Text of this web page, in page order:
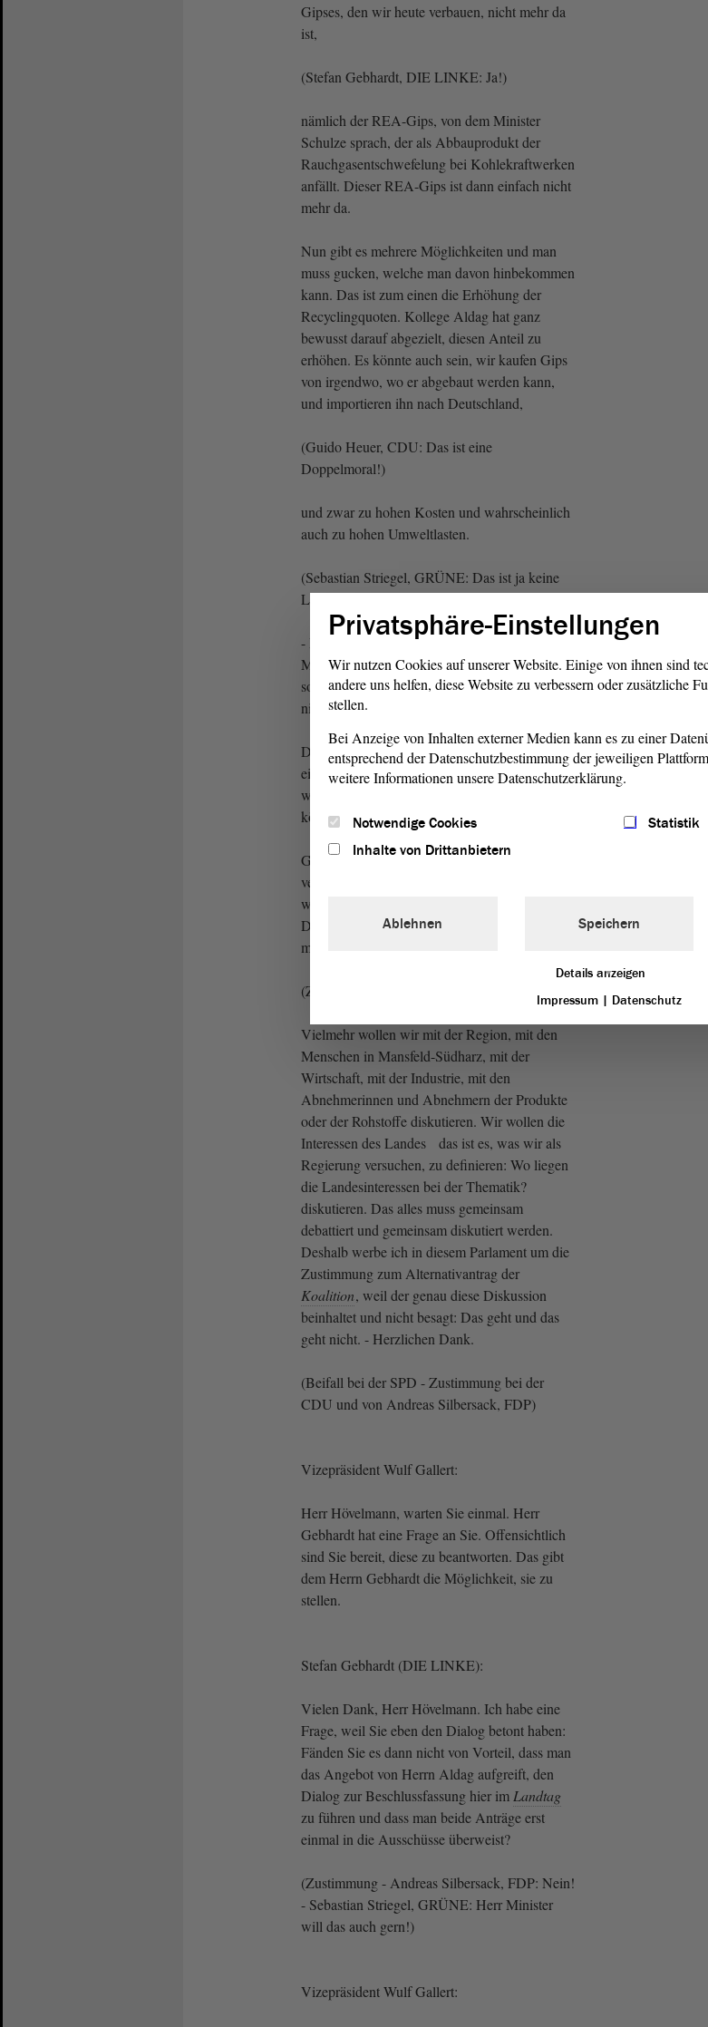
Gipses, den wir heute verbauen, nicht mehr da
ist,
(Stefan Gebhardt, DIE LINKE: Ja!)
nämlich der REA-Gips, von dem Minister
Schulze sprach, der als Abbauprodukt der
Rauchgasentschwefelung bei Kohlekraftwerken
anfällt. Dieser REA-Gips ist dann einfach nicht
mehr da.
Nun gibt es mehrere Möglichkeiten und man
muss gucken, welche man davon hinbekommen
kann. Das ist zum einen die Erhöhung der
Recyclingquoten. Kollege Aldag hat ganz
bewusst darauf abgezielt, diesen Anteil zu
erhöhen. Es könnte auch sein, wir kaufen Gips
von irgendwo, wo er abgebaut werden kann,
und importieren ihn nach Deutschland,
(Guido Heuer, CDU: Das ist eine
Doppelmoral!)
und zwar zu hohen Kosten und wahrscheinlich
auch zu hohen Umweltlasten.
(Sebastian Striegel, GRÜNE: Das ist ja keine
Lösung!)
- Herr Striegel, ich zähle auf, welche
Möglichkeiten es gibt. Darüber, ob das am Ende
so kommt, entscheiden wir wahrscheinlich
nicht.
Die dritte Möglichkeit ist zu schauen, ob wir
eigene Abbau- und Lagerstätten haben, denen
wir das entsprechende Material entnehmen
können.
Genau diesen Zielkonflikt müssen wir
versuchen abzuwägen. Dahin gehend sagen
wir: Es ist nicht klug, schon zu Beginn der
Diskussion eine oder mehrere Türen als
mögliche Lösungen zuzuschlagen.
(Zustimmung bei der CDU)
Vielmehr wollen wir mit der Region, mit den
Menschen in Mansfeld-Südharz, mit der
Wirtschaft, mit der Industrie, mit den
Abnehmerinnen und Abnehmern der Produkte
oder der Rohstoffe diskutieren. Wir wollen die
Interessen des Landes das ist es, was wir als
Regierung versuchen, zu definieren: Wo liegen
die Landesinteressen bei der Thematik?
diskutieren. Das alles muss gemeinsam
debattiert und gemeinsam diskutiert werden.
Deshalb werbe ich in diesem Parlament um die
Zustimmung zum Alternativantrag der
Koalition, weil der genau diese Diskussion
beinhaltet und nicht besagt: Das geht und das
geht nicht. - Herzlichen Dank.
(Beifall bei der SPD - Zustimmung bei der
CDU und von Andreas Silbersack, FDP)
Vizepräsident Wulf Gallert:
Herr Hövelmann, warten Sie einmal. Herr
Gebhardt hat eine Frage an Sie. Offensichtlich
sind Sie bereit, diese zu beantworten. Das gibt
dem Herrn Gebhardt die Möglichkeit, sie zu
stellen.
Stefan Gebhardt (DIE LINKE):
Vielen Dank, Herr Hövelmann. Ich habe eine
Frage, weil Sie eben den Dialog betont haben:
Fänden Sie es dann nicht von Vorteil, dass man
das Angebot von Herrn Aldag aufgreift, den
Dialog zur Beschlussfassung hier im Landtag
zu führen und dass man beide Anträge erst
einmal in die Ausschüsse überweist?
(Zustimmung - Andreas Silbersack, FDP: Nein!
- Sebastian Striegel, GRÜNE: Herr Minister
will das auch gern!)
Vizepräsident Wulf Gallert:
Privatsphäre-Einstellungen
Wir nutzen Cookies auf unserer Website. Einige von ihnen sind
andere uns helfen, diese Website zu verbessern oder zusätzliche
stellen.
Bei Anzeige von Inhalten externer Medien kann es zu einer
entsprechend der Datenschutzbestimmung der jeweiligen
weitere Informationen unsere Datenschutzerklärung.
Notwendige Cookies
Statistik
Inhalte von Drittanbietern
Ablehnen Speichern
Details anzeigen
Impressum | Datenschutz